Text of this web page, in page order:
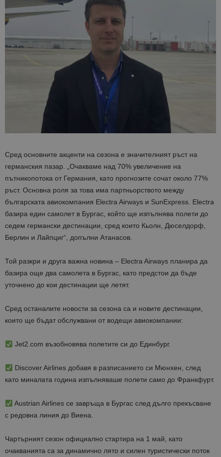
Сред основните акценти на сезона е значителният ръст на
германския пазар. „Очакваме над 70% увеличение на
пътникопотока от Германия, като прогнозите сочат около 77%
ръст. Основна роля за това има партньорството между
българската авиокомпания Electra Airways и SunExpress. Electra
базира един самолет в Бургас, който ще изпълнява полети до
седем германски дестинации, сред които Кьолн, Дюселдорф,
Берлин и Лайпциг“, допълни Атанасов.
Той разкри и друга важна новина – Electra Airways планира да
базира още два самолета в Бургас, като предстои да бъде
уточнено до кои дестинации ще летят.
Сред останалите новости за сезона са и новите дестинации,
които ще бъдат обслужвани от водещи авиокомпании:
Jet2.com възобновява полетите си до Единбург.
Discover Airlinesдобавя в разписанието си Мюнхен, след
като миналата година изпълняваше полети само до Франкфурт.
Austrian Airlinesсе завръща в Бургас след дълго прекъсване
с редовна линия до Виена.
Чартърният сезон официално стартира на 1 май, като
очакванията са за динамично лято и силен туристически поток